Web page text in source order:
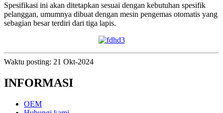
Spesifikasi ini akan ditetapkan sesuai dengan kebutuhan spesifik
pelanggan, umumnya dibuat dengan mesin pengemas otomatis yang
sebagian besar terdiri dari tiga lapis.
Waktu posting: 21 Okt-2024
INFORMASI
OEM